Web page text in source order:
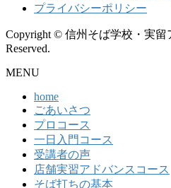
プライバシーポリシー
Copyright © 信州そば学校・実留
Reserved.
MENU
home
ごあいさつ
プロコース
一日入門コース
受講者の声
店舗実習アドバンスコース
そば打ちの基本